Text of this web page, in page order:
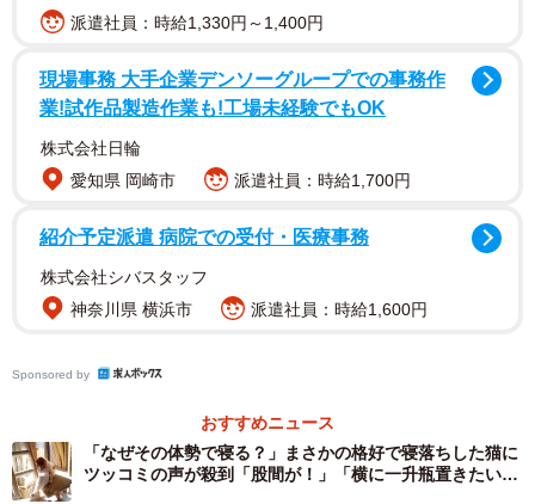
ミルクで酩酊中・・・？＝saku1yさん（@skrk830）提供
派遣社員：時給1,330円～1,400円
現場事務 大手企業デンソーグループでの事務作
業!試作品製造作業も!工場未経験でもOK
株式会社日輪
愛知県 岡崎市
派遣社員：時給1,700円
紹介予定派遣 病院での受付・医療事務
株式会社シバスタッフ
神奈川県 横浜市
派遣社員：時給1,600円
Sponsored by
おすすめニュース
「なぜその体勢で寝る？」まさかの格好で寝落ちした猫に
ツッコミの声が殺到「股間が！」「横に一升瓶置きたい